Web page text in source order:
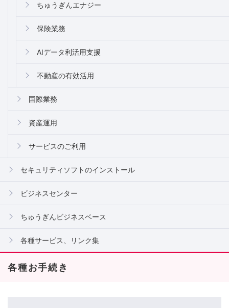
ちゅうぎんエナジー
保険業務
AIデータ利活用支援
不動産の有効活用
国際業務
資産運用
サービスのご利用
セキュリティソフトのインストール
ビジネスセンター
ちゅうぎんビジネスベース
各種サービス、リンク集
各種お手続き